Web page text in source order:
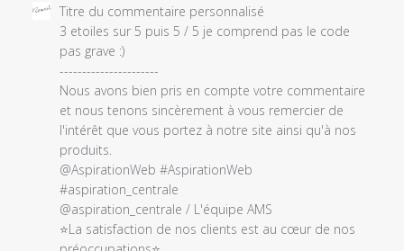
Commentaires
propriétaire
magasin
l'examen
commentaire
personnalisé
Titre du commentaire personnalisé
3 etoiles sur 5 puis 5 / 5 je comprend pas le code
pas grave :)
----------------------
Nous avons bien pris en compte votre commentaire
et nous tenons sincèrement à vous remercier de
l'intérêt que vous portez à notre site ainsi qu'à nos
produits.
@AspirationWeb #AspirationWeb
#aspiration_centrale
@aspiration_centrale / L'équipe AMS
⭐La satisfaction de nos clients est au cœur de nos